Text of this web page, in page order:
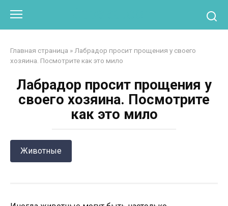
контенту
Главная страница » Лабрадор просит прощения у своего
хозяина. Посмотрите как это мило
Лабрадор просит прощения у
своего хозяина. Посмотрите
как это мило
Животные